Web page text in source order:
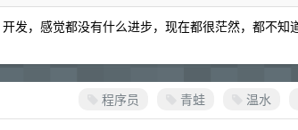
发，感觉都没有什么进步，现在都很茫然，都不知
程序员 青蛙 温水